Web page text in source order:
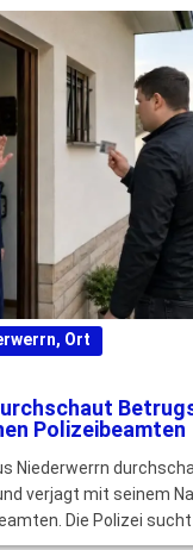
, Ort
Polizeibeamten
Niederwerrn
verjagt mit seinem
Die Polizei